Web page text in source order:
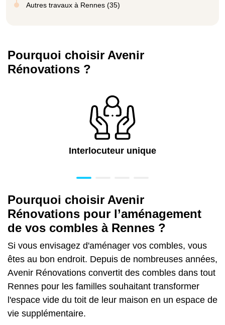
Autres travaux à Rennes (35)
Pourquoi choisir Avenir
Rénovations ?
Interlocuteur unique
Pourquoi choisir Avenir
Rénovations pour l’aménagement
de vos combles à Rennes ?
Si vous envisagez d'aménager vos combles, vous
êtes au bon endroit. Depuis de nombreuses années,
Avenir Rénovations convertit des combles dans tout
Rennes pour les familles souhaitant transformer
l'espace vide du toit de leur maison en un espace de
vie supplémentaire.